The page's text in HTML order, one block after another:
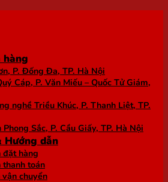
hàng
P. Đống Đa, TP. Hà Nội
Cáp, P. Văn Miếu – Quốc Tử Giám,
nghề Triều Khúc, P. Thanh Liệt, TP.
Sắc, P. Cầu Giấy, TP. Hà Nội
Hướng dẫn
đặt hàng
thanh toán
vận chuyển